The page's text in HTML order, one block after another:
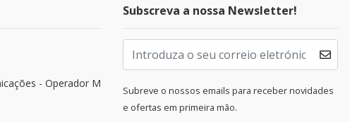
- Operador M
Subscreva a nossa Newsletter!
Subreve o nossos emails para receber novidades
e ofertas em primeira mão.